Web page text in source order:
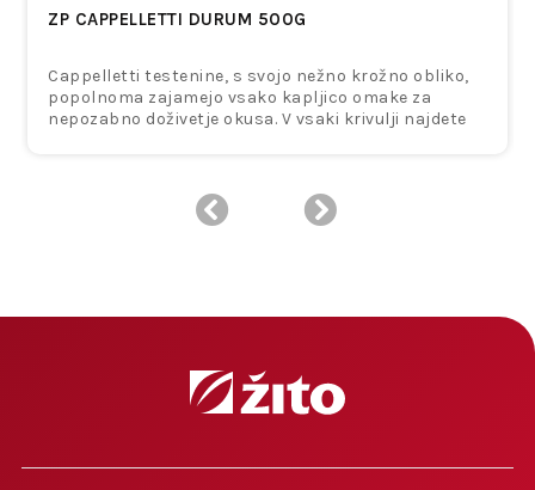
ZP CAPPELLETTI DURUM 500G
Cappelletti testenine, s svojo nežno krožno obliko,
popolnoma zajamejo vsako kapljico omake za
nepozabno doživetje okusa. V vsaki krivulji najdete